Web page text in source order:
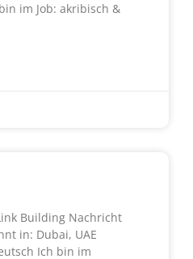
im Job: akribisch &
Building Nachricht
in: Dubai, UAE
Ich bin im